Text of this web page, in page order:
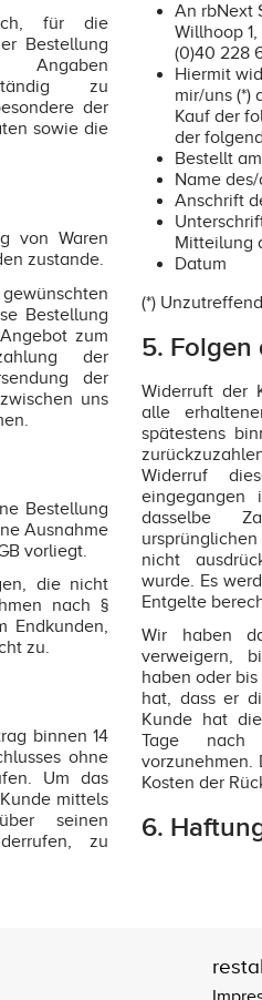
für die
Bestellung
zu
der
sowie die
von Waren
zustande.
Bestellung
zum
der
der
uns
Bestellung
Ausnahme
vorliegt.
die nicht
nach §
Endkunden,
zu.
binnen 14
ohne
Um das
mittels
seinen
zu
An rbNext
Willhoop
(0)40 228
Hiermit
mir/uns (*)
Kauf der
der
Bestellt
Name
Anschrift
Mitteilung
Datum
(*)
5. Folgen
Widerruft der
alle
spätestens
Widerruf
eingegangen
dasselbe
nicht
wurde. Es
Entgelte
Wir haben
verweigern,
haben oder
hat, dass er
Kunde hat
Tage nach
vorzunehmen.
Kosten der
6.